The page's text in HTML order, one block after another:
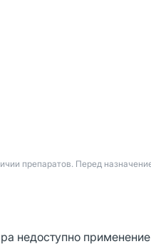
препаратов. Перед
недоступно